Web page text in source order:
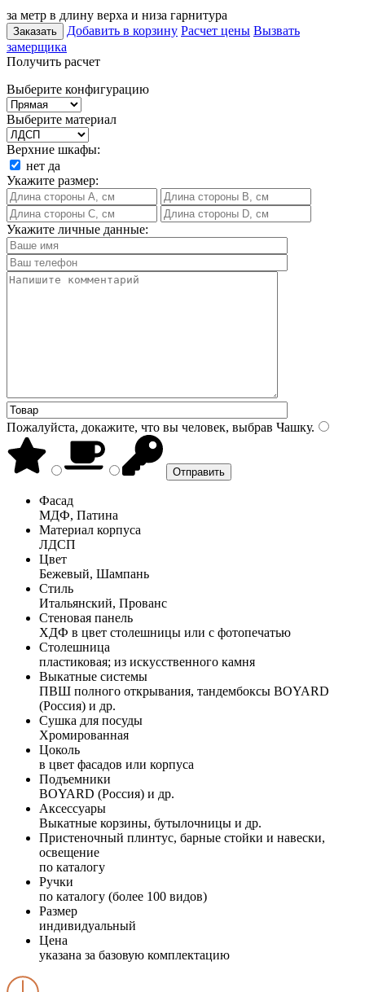
за метр в длину верха и низа гарнитура
Заказать Добавить в корзину Расчет цены Вызвать
замерщика
Получить расчет
Выберите конфигурацию
Выберите материал
Верхние шкафы:
нет да
Укажите размер:
Укажите личные данные:
Пожалуйста, докажите, что вы человек, выбрав Чашку.
Фасад
МДФ, Патина
Материал корпуса
ЛДСП
Цвет
Бежевый, Шампань
Стиль
Итальянский, Прованс
Стеновая панель
ХДФ в цвет столешницы или с фотопечатью
Столешница
пластиковая; из искусственного камня
Выкатные системы
ПВШ полного открывания, тандембоксы BOYARD
(Россия) и др.
Сушка для посуды
Хромированная
Цоколь
в цвет фасадов или корпуса
Подъемники
BOYARD (Россия) и др.
Аксессуары
Выкатные корзины, бутылочницы и др.
Пристеночный плинтус, барные стойки и навески,
освещение
по каталогу
Ручки
по каталогу (более 100 видов)
Размер
индивидуальный
Цена
указана за базовую комплектацию